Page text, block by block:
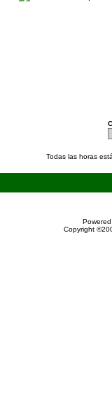
Todas las horas
Copyright